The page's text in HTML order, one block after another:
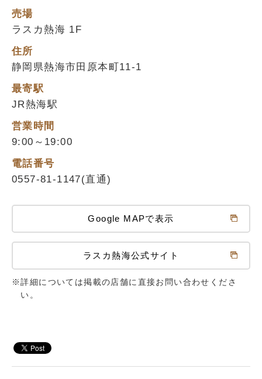
売場
ラスカ熱海 1F
住所
静岡県熱海市田原本町11-1
最寄駅
JR熱海駅
営業時間
9:00～19:00
電話番号
0557-81-1147(直通)
Google MAPで表示
ラスカ熱海公式サイト
※詳細については掲載の店舗に直接お問い合わせくださ
い。